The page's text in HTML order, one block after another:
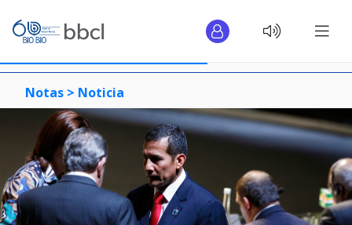
Notas > Noticia